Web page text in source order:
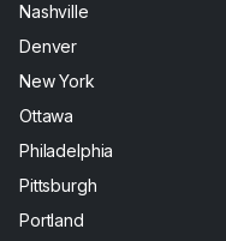
Nashville
Denver
New York
Ottawa
Philadelphia
Pittsburgh
Portland